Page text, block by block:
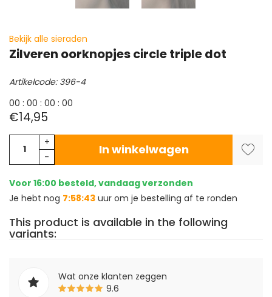
Bekijk alle sieraden
Zilveren oorknopjes circle triple dot
Artikelcode: 396-4
00 : 00 : 00 : 00
€14,95
+
-
In winkelwagen
Voor 16:00 besteld, vandaag verzonden
Je hebt nog 7:58:43 uur om je bestelling af te ronden
This product is available in the following
variants:
Wat onze klanten zeggen
9.6